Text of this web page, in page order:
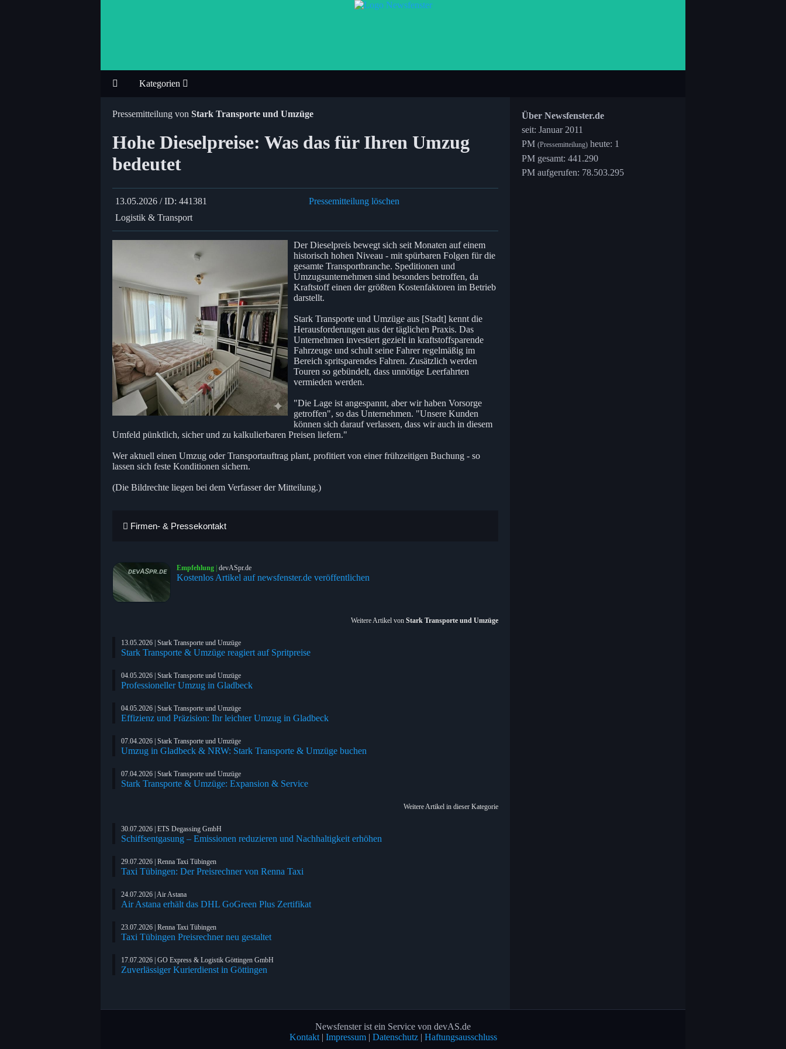
Kategorien
Pressemitteilung von Stark Transporte und Umzüge
Hohe Dieselpreise: Was das für Ihren Umzug
bedeutet
13.05.2026 / ID: 441381
Pressemitteilung löschen
Logistik & Transport
Der Dieselpreis bewegt sich seit Monaten auf einem
historisch hohen Niveau - mit spürbaren Folgen für die
gesamte Transportbranche. Speditionen und
Umzugsunternehmen sind besonders betroffen, da
Kraftstoff einen der größten Kostenfaktoren im Betrieb
darstellt.
Stark Transporte und Umzüge aus [Stadt] kennt die
Herausforderungen aus der täglichen Praxis. Das
Unternehmen investiert gezielt in kraftstoffsparende
Fahrzeuge und schult seine Fahrer regelmäßig im
Bereich spritsparendes Fahren. Zusätzlich werden
Touren so gebündelt, dass unnötige Leerfahrten
vermieden werden.
"Die Lage ist angespannt, aber wir haben Vorsorge
getroffen", so das Unternehmen. "Unsere Kunden
können sich darauf verlassen, dass wir auch in diesem
Umfeld pünktlich, sicher und zu kalkulierbaren Preisen liefern."
Wer aktuell einen Umzug oder Transportauftrag plant, profitiert von einer frühzeitigen Buchung - so
lassen sich feste Konditionen sichern.
(Die Bildrechte liegen bei dem Verfasser der Mitteilung.)
Firmen- & Pressekontakt
Empfehlung | devASpr.de
Kostenlos Artikel auf newsfenster.de veröffentlichen
Weitere Artikel von Stark Transporte und Umzüge
13.05.2026 | Stark Transporte und Umzüge
Stark Transporte & Umzüge reagiert auf Spritpreise
04.05.2026 | Stark Transporte und Umzüge
Professioneller Umzug in Gladbeck
04.05.2026 | Stark Transporte und Umzüge
Effizienz und Präzision: Ihr leichter Umzug in Gladbeck
07.04.2026 | Stark Transporte und Umzüge
Umzug in Gladbeck & NRW: Stark Transporte & Umzüge buchen
07.04.2026 | Stark Transporte und Umzüge
Stark Transporte & Umzüge: Expansion & Service
Weitere Artikel in dieser Kategorie
30.07.2026 | ETS Degassing GmbH
Schiffsentgasung – Emissionen reduzieren und Nachhaltigkeit erhöhen
29.07.2026 | Renna Taxi Tübingen
Taxi Tübingen: Der Preisrechner von Renna Taxi
24.07.2026 | Air Astana
Air Astana erhält das DHL GoGreen Plus Zertifikat
23.07.2026 | Renna Taxi Tübingen
Taxi Tübingen Preisrechner neu gestaltet
17.07.2026 | GO Express & Logistik Göttingen GmbH
Zuverlässiger Kurierdienst in Göttingen
Über Newsfenster.de
seit: Januar 2011
PM (Pressemitteilung) heute: 1
PM gesamt: 441.290
PM aufgerufen: 78.503.295
Newsfenster ist ein Service von devAS.de
Kontakt| Impressum| Datenschutz| Haftungsausschluss